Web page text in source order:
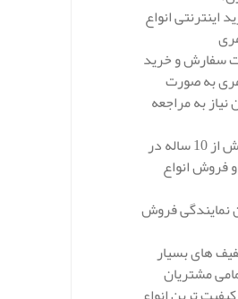
اینترنتی انواع
سفارش و خرید
به صورت
به مراجعه
5- سابقه بیش از 10 ساله در
فروش انواع
نمایندگی فروش
های بسیار
مشتریان